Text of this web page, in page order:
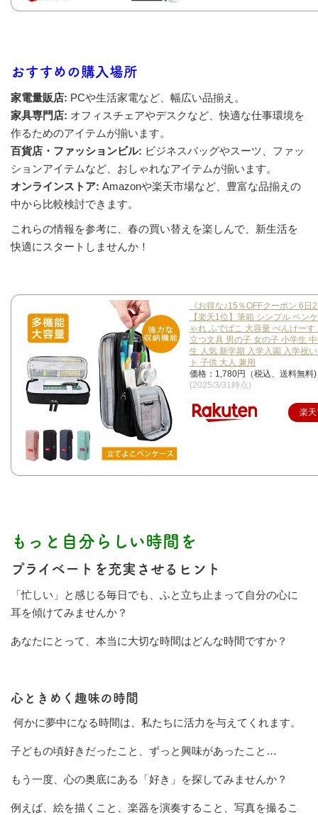
おすすめの購入場所
家電量販店: PCや生活家電など、幅広い品揃え。
家具専門店: オフィスチェアやデスクなど、快適な仕事環境を
作るためのアイテムが揃います。
百貨店・ファッションビル: ビジネスバッグやスーツ、ファッ
ションアイテムなど、おしゃれなアイテムが揃います。
オンラインストア: Amazonや楽天市場など、豊富な品揃えの
中から比較検討できます。
これらの情報を参考に、春の買い替えを楽しんで、新生活を
快適にスタートしませんか！
《お得な♪15％OFFクーポン 6日
【楽天1位】筆箱 シンプル ペン
ゃれ ふでばこ 大容量 ぺんけーす
立つ文具 男の子 女の子 小学生
生 人気 新学期 入学入園 入学祝
ト 子供 大人 兼用
価格：1,780円（税込、送料無料)
(2025/3/31時点)
楽
もっと自分らしい時間を
プライベートを充実させるヒント
「忙しい」と感じる毎日でも、ふと立ち止まって自分の心に
耳を傾けてみませんか？
あなたにとって、本当に大切な時間はどんな時間ですか？
心ときめく趣味の時間
何かに夢中になる時間は、私たちに活力を与えてくれます。
子どもの頃好きだったこと、ずっと興味があったこと…
もう一度、心の奥底にある「好き」を探してみませんか？
例えば、絵を描くこと、楽器を演奏すること、写真を撮るこ